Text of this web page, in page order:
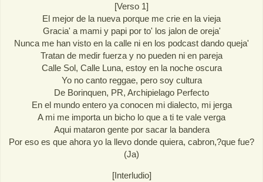
[Verso 1]
El mejor de la nueva porque me crie en la vieja
Gracia' a mami y papi por to' los jalon de oreja'
Nunca me han visto en la calle ni en los podcast dando queja'
Tratan de medir fuerza y no pueden ni en pareja
Calle Sol, Calle Luna, estoy en la noche oscura
Yo no canto reggae, pero soy cultura
De Borinquen, PR, Archipielago Perfecto
En el mundo entero ya conocen mi dialecto, mi jerga
A mi me importa un bicho lo que a ti te vale verga
Aqui mataron gente por sacar la bandera
Por eso es que ahora yo la llevo donde quiera, cabron,?que fue?
(Ja)
[Interludio]